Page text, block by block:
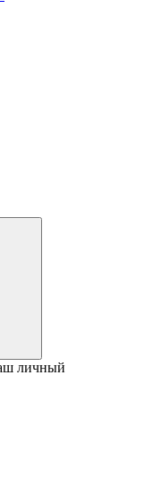
личный